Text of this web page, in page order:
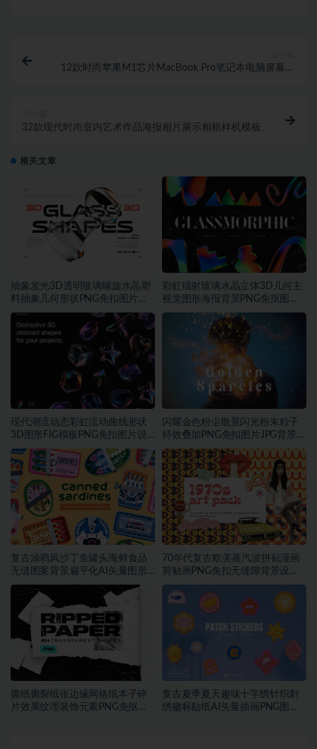
12款时尚苹果M1芯片MacBook Pro笔记本电脑屏幕演
32款现代时尚室内艺术作品海报相片展示相框样机模板
相关文章
抽象发光3D透明玻璃螺旋水晶塑
料抽象几何形状PNG免扣图片设
计素材
彩虹镭射玻璃水晶立体3D几何主
视觉图形海报背景PNG免抠图片
素材
现代潮流动态彩虹流动曲线形状
3D图形FIG模板PNG免扣图片设
计素材
闪耀金色粉尘散景闪光粉末粒子
特效叠加PNG免扣图片JPG背景素
材
复古涂鸦风沙丁鱼罐头海鲜食品
无缝图案背景扁平化AI矢量图形
素材
70年代复古欧美蒸汽波拼贴漫画
剪贴画PNG免扣无缝隙背景设计
素材
撕纸撕裂纸张边缘网格纸本子碎
片效果纹理装饰元素PNG免抠图
复古夏季夏天趣味十字绣针织刺
绣徽标贴纸AI矢量插画PNG图片